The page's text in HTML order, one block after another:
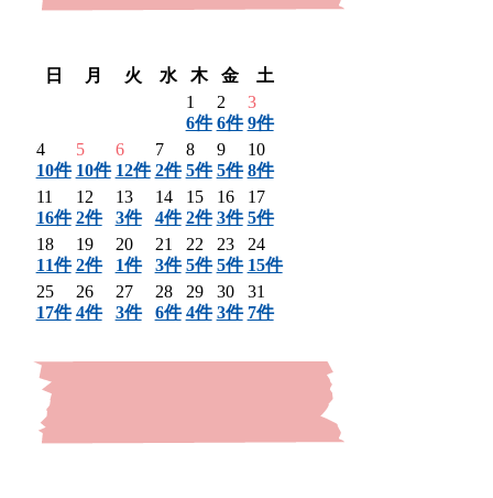
日
月 火 水 木 金
土
1
6件
2
6件
3
9件
4
10件
5
10件
6
12件
7
2件
8
5件
9
5件
10
8件
11
16件
12
2件
13
3件
14
4件
15
2件
16
3件
17
5件
18
11件
19
2件
20
1件
21
3件
22
5件
23
5件
24
15件
25
17件
26
4件
27
3件
28
6件
29
4件
30
3件
31
7件